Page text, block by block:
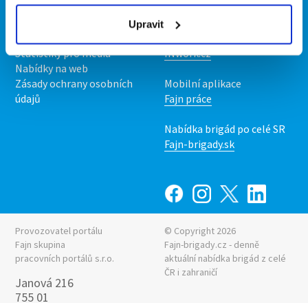
Upravit
O nás
Statistiky pro média
Nabídky na web
Zásady ochrany osobních
údajů
Fajn brigády
INwork.cz
Mobilní aplikace
Fajn práce
Nabídka brigád po celé SR
Fajn-brigady.sk
Provozovatel portálu
Fajn skupina
pracovních portálů s.r.o.
Janová 216
755 01
© Copyright 2026
Fajn-brigady.cz - denně
aktuální nabídka brigád z celé
ČR i zahraničí